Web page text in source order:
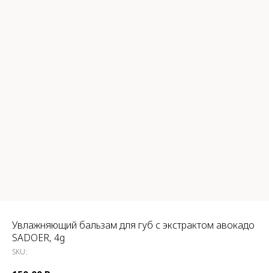
Увлажняющий бальзам для губ с экстрактом авокадо
SADOER, 4g
SKU: